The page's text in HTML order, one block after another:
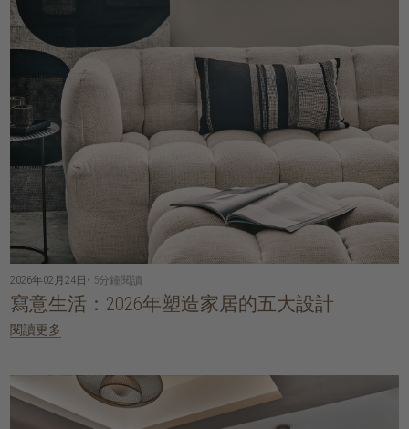
2026年02月24日 • 5分鐘閱讀
寫意生活：2026年塑造家居的五大設計
閱讀更多